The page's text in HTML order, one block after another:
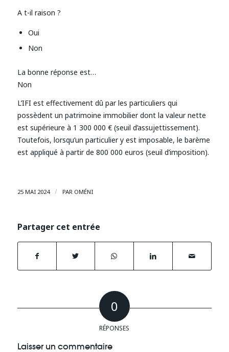
A t-il raison ?
Oui
Non
La bonne réponse est…
Non
L’IFI est effectivement dû par les particuliers qui
possèdent un patrimoine immobilier dont la valeur nette
est supérieure à 1 300 000 € (seuil d’assujettissement).
Toutefois, lorsqu’un particulier y est imposable, le barème
est appliqué à partir de 800 000 euros (seuil d’imposition).
25 MAI 2024 / PAR OMÉNI
Partager cet entrée
0
RÉPONSES
Laisser un commentaire